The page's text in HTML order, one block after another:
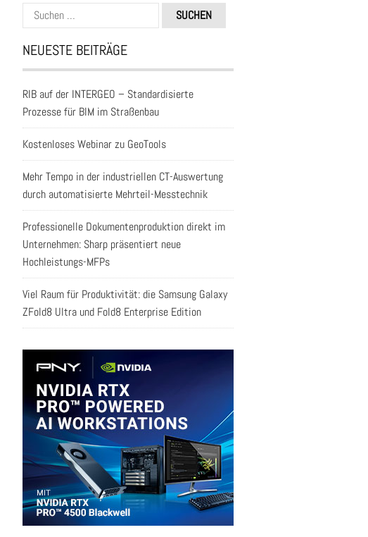
Suchen
nach:
NEUESTE BEITRÄGE
RIB auf der INTERGEO – Standardisierte
Prozesse für BIM im Straßenbau
Kostenloses Webinar zu GeoTools
Mehr Tempo in der industriellen CT-Auswertung
durch automatisierte Mehrteil-Messtechnik
Professionelle Dokumentenproduktion direkt im
Unternehmen: Sharp präsentiert neue
Hochleistungs-MFPs
Viel Raum für Produktivität: die Samsung Galaxy
ZFold8 Ultra und Fold8 Enterprise Edition